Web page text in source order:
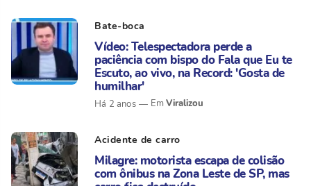
Bate-boca
Vídeo: Telespectadora perde a
paciência com bispo do Fala que Eu te
Escuto, ao vivo, na Record: 'Gosta de
humilhar'
Há 2 anos Viralizou
Acidente de carro
Milagre: motorista escapa de colisão
com ônibus na Zona Leste de SP, mas